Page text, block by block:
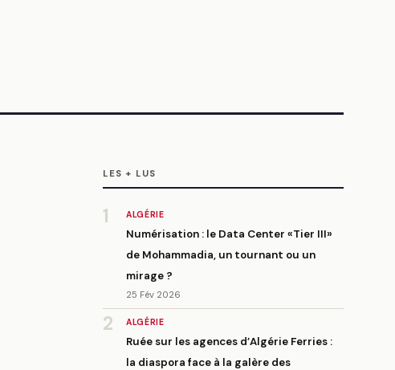
LES + LUS
1 ALGÉRIE
Numérisation : le Data Center «Tier III»
de Mohammadia, un tournant ou un
mirage ?
25 Fév 2026
2 ALGÉRIE
Ruée sur les agences d’Algérie Ferries :
la diaspora face à la galère des